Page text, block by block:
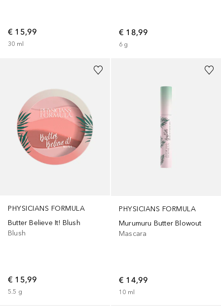
€ 15,99
30 ml
€ 18,99
6 g
PHYSICIANS FORMULA
Butter Believe It! Blush
Blush
€ 15,99
5.5 g
PHYSICIANS FORMULA
Murumuru Butter Blowout
Mascara
€ 14,99
10 ml